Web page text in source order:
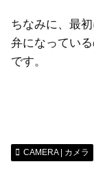
ちなみに、最
弁になってい
です。
CAMERA | カメラ